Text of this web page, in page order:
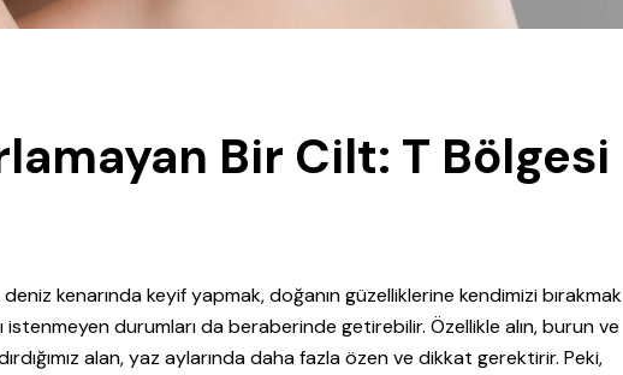
Bir Cilt: T Bölgesi
kenarında keyif yapmak, doğanın güzelliklerine kendimizi bırakmak
durumları da beraberinde getirebilir. Özellikle alın, burun ve
alan, yaz aylarında daha fazla özen ve dikkat gerektirir. Peki,